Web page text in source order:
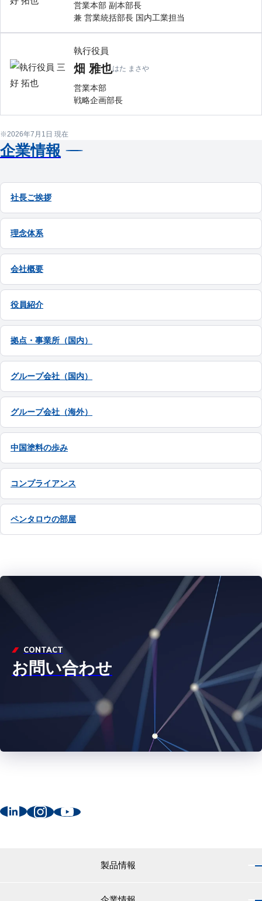
営業本部 副本部長
兼 営業統括部長 国内工業担当
執行役員
畑 雅也はた まさや
営業本部
戦略企画部長
2026年7月1日 現在
企業情報
社長ご挨拶
理念体系
会社概要
役員紹介
拠点・事業所（国内）
グループ会社（国内）
グループ会社（海外）
中国塗料の歩み
コンプライアンス
ペンタロウの部屋
CONTACT
お問い合わせ
製品情報